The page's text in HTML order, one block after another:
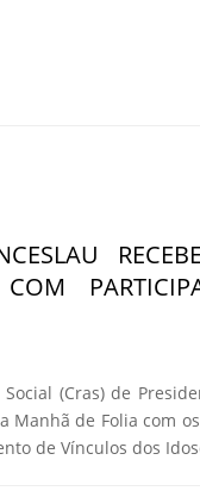
(Cras) de
Manhã de Folia com
de Vínculos dos